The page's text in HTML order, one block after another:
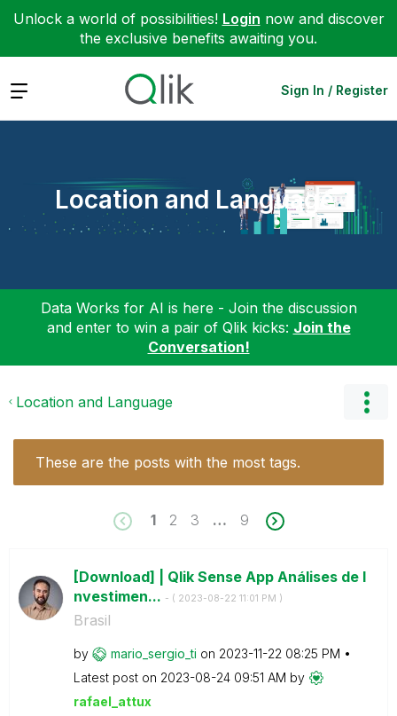
Unlock a world of possibilities! Login now and discover
the exclusive benefits awaiting you.
Expand Sign In / Register
Location and Language
Data Works for AI is here - Join the discussion
and enter to win a pair of Qlik kicks: Join the
Conversation!
Location and Language
These are the posts with the most tags.
1 2 3 … 9
[Download] | Qlik Sense App Análises de I
nvestimen... - ( ‎2023-08-22 11:01 PM )
Brasil
by mario_sergio_ti on ‎2023-11-22 08:25 PM
Latest post on ‎2023-08-24 09:51 AM by
rafael_attux